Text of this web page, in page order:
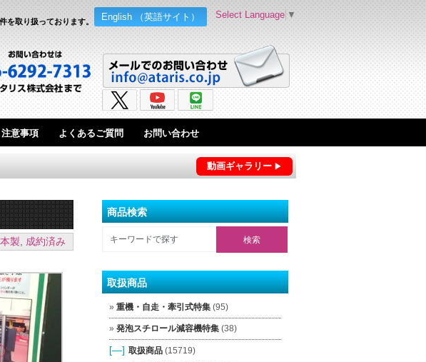
English （英語サイト）
を取り扱っております。
Select Language ▼
注意事項 よくあるご質問 お問い合わせ
動画ギャラリー
製, 成約済み
商品検索
取扱商品
重機・自走・牽引式特集(95)
発泡スチロール減容機特集(38)
[—] 取扱商品(15719)